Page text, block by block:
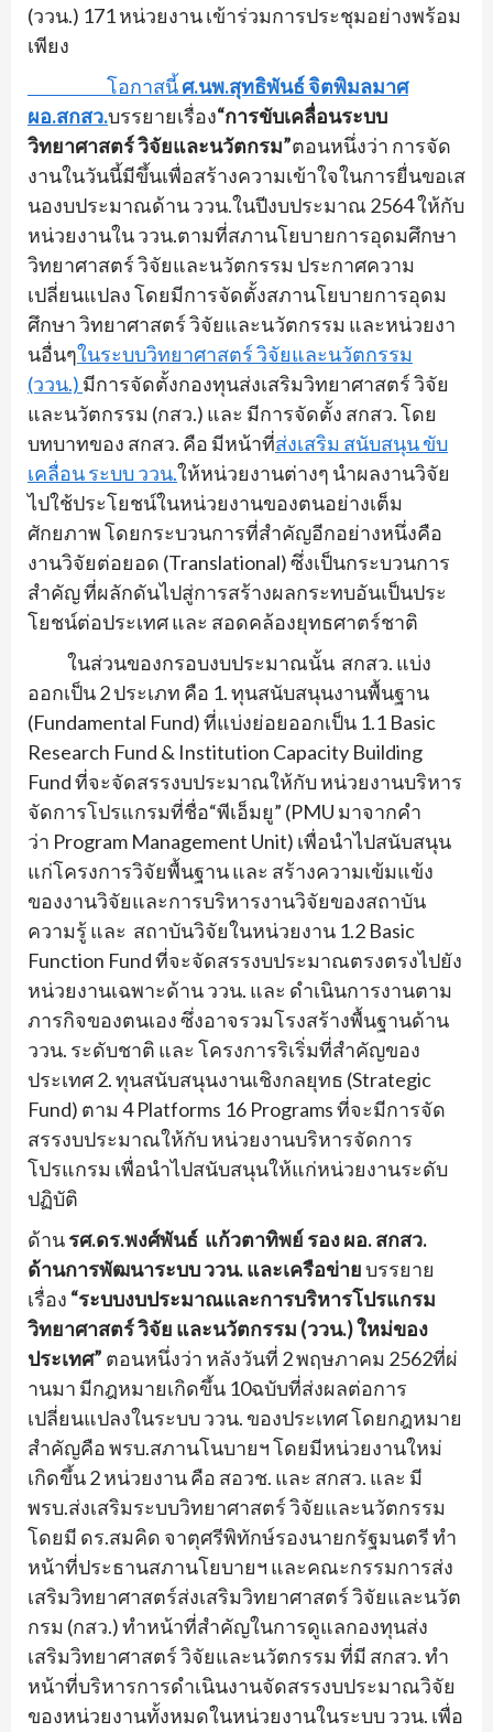
(ววน.) 171 หน่วยงาน เข้าร่วมการประชุมอย่างพร้อม
เพียง
โอกาสนี้ศ.นพ.สุทธิพันธ์ จิตพิมลมาศ
ผอ.สกสว.บรรยายเรื่อง“การขับเคลื่อนระบบ
วิทยาศาสตร์ วิจัยและนวัตกรม”ตอนหนึ่งว่า การจัด
งานในวันนี้มีขึ้นเพื่อสร้างความเข้าใจในการยื่นขอเส
นองบประมาณด้าน ววน.ในปีงบประมาณ 2564ให้กับ
หน่วยงานใน ววน.ตามที่สภานโยบายการอุดมศึกษา
วิทยาศาสตร์ วิจัยและนวัตกรรม ประกาศความ
เปลี่ยนแปลง โดยมีการจัดตั้งสภานโยบายการอุดม
ศึกษา วิทยาศาสตร์ วิจัยและนวัตกรรม และหน่วยงา
นอื่นๆในระบบวิทยาศาสตร์ วิจัยและนวัตกรรม
(ววน.) มีการจัดตั้งกองทุนส่งเสริมวิทยาศาสตร์ วิจัย
และนวัตกรรม (กสว.) และ มีการจัดตั้ง สกสว. โดย
บทบาทของ สกสว. คือ มีหน้าที่ส่งเสริม สนับสนุน ขับ
เคลื่อน ระบบ ววน.ให้หน่วยงานต่างๆ นำผลงานวิจัย
ไปใช้ประโยชน์ในหน่วยงานของตนอย่างเต็ม
ศักยภาพ โดยกระบวนการที่สำคัญอีกอย่างหนึ่งคือ
งานวิจัยต่อยอด (Translational) ซึ่งเป็นกระบวนการ
สำคัญ ที่ผลักดันไปสู่การสร้างผลกระทบอันเป็นประ
โยชน์ต่อประเทศ และ สอดคล้องยุทธศาตร์ชาติ
ในส่วนของกรอบงบประมาณนั้น สกสว. แบ่ง
ออกเป็น 2 ประเภท คือ 1. ทุนสนับสนุนงานพื้นฐาน
(Fundamental Fund) ที่แบ่งย่อยออกเป็น 1.1 Basic
Research Fund & Institution Capacity Building
Fundที่จะจัดสรรงบประมาณให้กับ หน่วยงานบริหาร
จัดการโปรแกรมที่ชื่อ“พีเอ็มยู” (PMU มาจากคำ
ว่า Program Management Unit) เพื่อนำไปสนับสนุน
แก่โครงการวิจัยพื้นฐาน และ สร้างความเข้มแข้ง
ของงานวิจัยและการบริหารงานวิจัยของสถาบัน
ความรู้ และ สถาบันวิจัยในหน่วยงาน 1.2 Basic
Function Fundที่จะจัดสรรงบประมาณตรงตรงไปยัง
หน่วยงานเฉพาะด้าน ววน. และ ดำเนินการงานตาม
ภารกิจของตนเอง ซึ่งอาจรวมโรงสร้างพื้นฐานด้าน
ววน. ระดับชาติ และ โครงการริเริ่มที่สำคัญของ
ประเทศ 2. ทุนสนับสนุนงานเชิงกลยุทธ (Strategic
Fund) ตาม 4Platforms 16 Programsที่จะมีการจัด
สรรงบประมาณให้กับ หน่วยงานบริหารจัดการ
โปรแกรม เพื่อนำไปสนับสนุนให้แก่หน่วยงานระดับ
ปฏิบัติ
ด้านรศ.ดร.พงศ์พันธ์ แก้วตาทิพย์ รอง ผอ. สกสว.
ด้านการพัฒนาระบบ ววน. และเครือข่ายบรรยาย
เรื่อง “ระบบงบประมาณและการบริหารโปรแกรม
วิทยาศาสตร์ วิจัย และนวัตกรรม (ววน.) ใหม่ของ
ประเทศ” ตอนหนึ่งว่า หลังวันที่ 2พฤษภาคม 2562ที่ผ่
านมา มีกฎหมายเกิดขึ้น 10ฉบับที่ส่งผลต่อการ
เปลี่ยนแปลงในระบบ ววน. ของประเทศ โดยกฎหมาย
สำคัญคือ พรบ.สภานโนบายฯ โดยมีหน่วยงานใหม่
เกิดขึ้น2หน่วยงาน คือ สอวช. และ สกสว. และ มี
พรบ.ส่งเสริมระบบวิทยาศาสตร์ วิจัยและนวัตกรรม
โดยมี ดร.สมคิด จาตุศรีพิทักษ์รองนายกรัฐมนตรี ทำ
หน้าที่ประธานสภานโยบายฯ และคณะกรรมการส่ง
เสริมวิทยาศาสตร์ส่งเสริมวิทยาศาสตร์ วิจัยและนวัต
กรม (กสว.) ทำหน้าที่สำคัญในการดูแลกองทุนส่ง
เสริมวิทยาศาสตร์ วิจัยและนวัตกรรม ที่มี สกสว. ทำ
หน้าที่บริหารการดำเนินงานจัดสรรงบประมาณวิจัย
ของหน่วยงานทั้งหมดในหน่วยงานในระบบ ววน. เพื่อ